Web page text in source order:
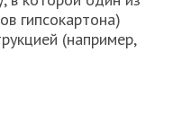
гипсокартона)
(например,